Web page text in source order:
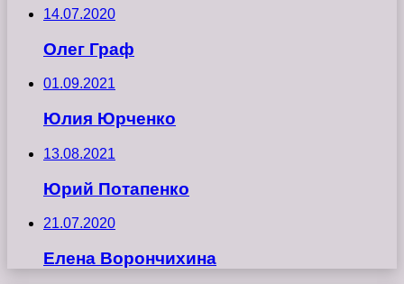
14.07.2020
Олег Граф
01.09.2021
Юлия Юрченко
13.08.2021
Юрий Потапенко
21.07.2020
Елена Ворончихина